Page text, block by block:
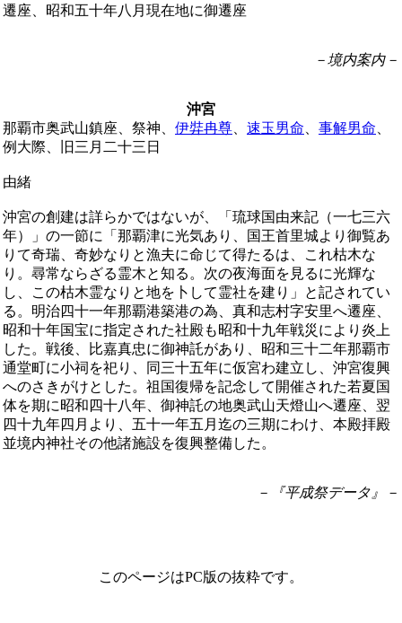
遷座、昭和五十年八月現在地に御遷座
－境内案内－
沖宮
那覇市奥武山鎮座、祭神、 伊弉冉尊 速玉男命 事解男命
例大際、旧三月二十三日
由緒
沖宮の創建は詳らかではないが、「琉球国由来記（一七三六
年）」の一節に「那覇津に光気あり、国王首里城より御覧あ
りて奇瑞、奇妙なりと漁夫に命じて得たるは、これ枯木な
り。尋常ならざる霊木と知る。次の夜海面を見るに光輝な
し、この枯木霊なりと地を卜して霊社を建り」と記されてい
る。明治四十一年那覇港築港の為、真和志村字安里へ遷座、
昭和十年国宝に指定された社殿も昭和十九年戦災により炎上
した。戦後、比嘉真忠に御神託があり、昭和三十二年那覇市
通堂町に小祠を祀り、同三十五年に仮宮わ建立し、沖宮復興
へのさきがけとした。祖国復帰を記念して開催された若夏国
体を期に昭和四十八年、御神託の地奥武山天燈山へ遷座、翌
四十九年四月より、五十一年五月迄の三期にわけ、本殿拝殿
並境内神社その他諸施設を復興整備した。
－『平成祭データ』－
このページはPC版の抜粋です。